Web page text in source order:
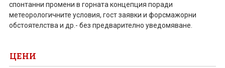
спонтанни промени в горната концепция поради
метеорологичните условия, гост заявки и форсмажорни
обстоятелства и др.- без предварително уведомяване.
ЦЕНИ